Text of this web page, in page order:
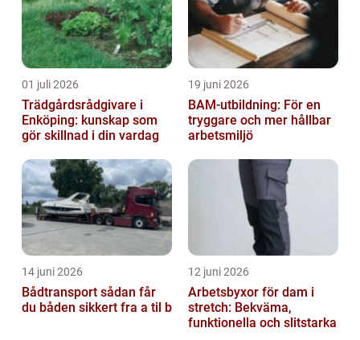
01 juli 2026
Trädgårdsrådgivare i
Enköping: kunskap som
gör skillnad i din vardag
19 juni 2026
BAM-utbildning: För en
tryggare och mer hållbar
arbetsmiljö
14 juni 2026
Bådtransport sådan får
du båden sikkert fra a til b
12 juni 2026
Arbetsbyxor för dam i
stretch: Bekväma,
funktionella och slitstarka